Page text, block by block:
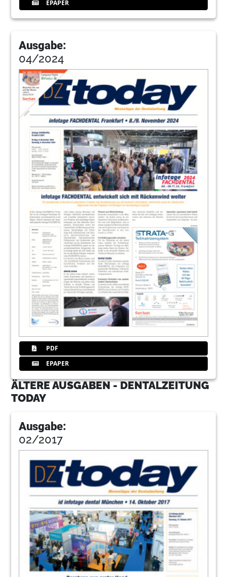
EPAPER
Ausgabe:
04/2024
PDF
EPAPER
ÄLTERE AUSGABEN - DENTALZEITUNG
TODAY
Ausgabe:
02/2017